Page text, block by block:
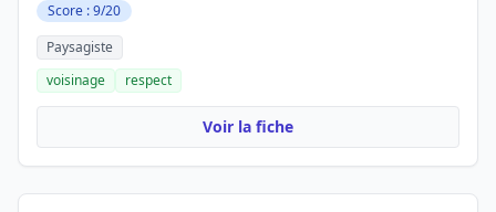
Score : 9/20
Paysagiste
voisinage
respect
Voir la fiche